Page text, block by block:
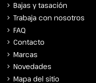
Bajas y tasación
Trabaja con nosotros
FAQ
Contacto
Marcas
Novedades
Mapa del sitio